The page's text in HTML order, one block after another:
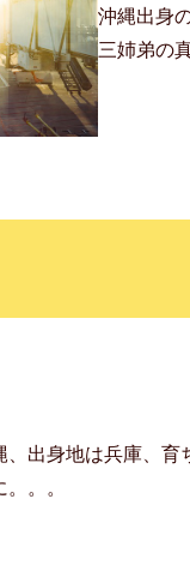
沖縄出身
三姉弟の
出身地は兵庫、育
。。